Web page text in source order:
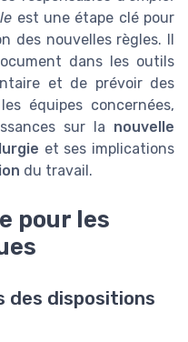
est une étape clé pour
des nouvelles règles. Il
dans les outils
et de prévoir des
équipes concernées,
sur la nouvelle
et ses implications
du travail.
pour les
des dispositions